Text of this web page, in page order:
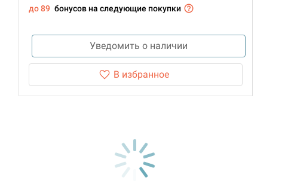
до 89 бонусов на следующие покупки
Уведомить о наличии
В избранное